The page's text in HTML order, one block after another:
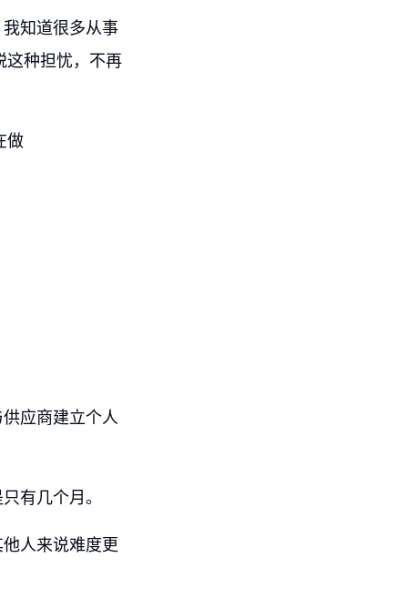
知道很多从事
这种担忧，不再
做
应商建立个人
有几个月。
人来说难度更